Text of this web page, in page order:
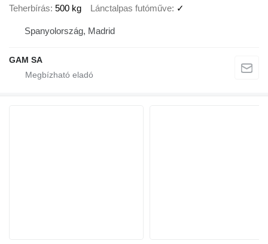
Teherbírás 500 kg Lánctalpas futóműve ✓
Spanyolország, Madrid
GAM SA